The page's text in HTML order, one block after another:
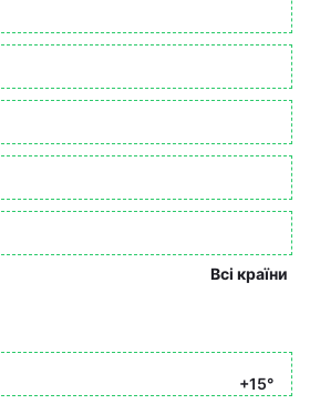
Всі країни
+15°